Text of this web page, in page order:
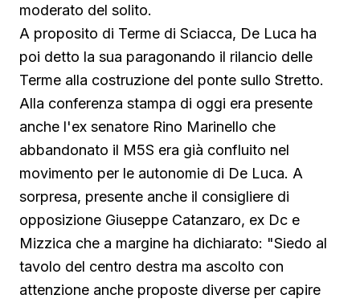
moderato del solito.
A proposito di Terme di Sciacca, De Luca ha
poi detto la sua paragonando il rilancio delle
Terme alla costruzione del ponte sullo Stretto.
Alla conferenza stampa di oggi era presente
anche l'ex senatore Rino Marinello che
abbandonato il M5S era già confluito nel
movimento per le autonomie di De Luca. A
sorpresa, presente anche il consigliere di
opposizione Giuseppe Catanzaro, ex Dc e
Mizzica che a margine ha dichiarato: "Siedo al
tavolo del centro destra ma ascolto con
attenzione anche proposte diverse per capire